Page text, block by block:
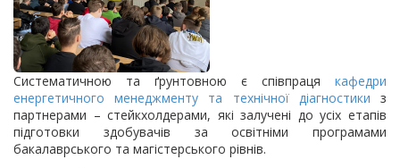
Систематичною та ґрунтовною є співпраця кафедри
енергетичного менеджменту та технічної діагностики з
партнерами – стейкхолдерами, які залучені до усіх етапів
підготовки здобувачів за освітніми програмами
бакалаврського та магістерського рівнів.